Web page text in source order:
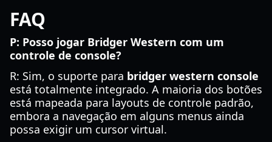
FAQ
P: Posso jogar Bridger Western com um
controle de console?
R: Sim, o suporte para bridger western console
está totalmente integrado. A maioria dos botões
está mapeada para layouts de controle padrão,
embora a navegação em alguns menus ainda
possa exigir um cursor virtual.